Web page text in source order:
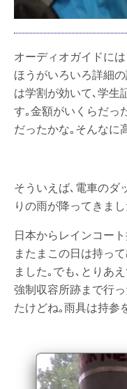
オーディオガイドには
ほうがいろいろ詳細
は学割が効いて､学生
す｡金額がいくらだっ
だったかな｡そんなに
そういえば､電車のダ
りの雨が降ってきまし
日本からレインコー
またまこの日は持っ
ました｡でも､とりあ
強制収容所跡まで行
たけどね｡雨具は持参